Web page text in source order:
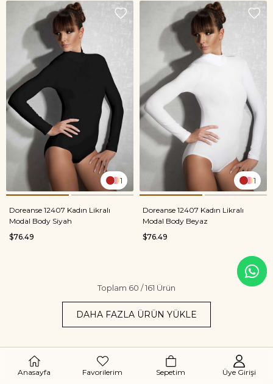
1
Doreanse 12407 Kadın Likralı
Modal Body Siyah
$76.49
1
Doreanse 12407 Kadın Likralı
Modal Body Beyaz
$76.49
Toplam 60 /161 Ürün
DAHA FAZLA ÜRÜN YÜKLE
Anasayfa Favorilerim Sepetim Üye Girişi